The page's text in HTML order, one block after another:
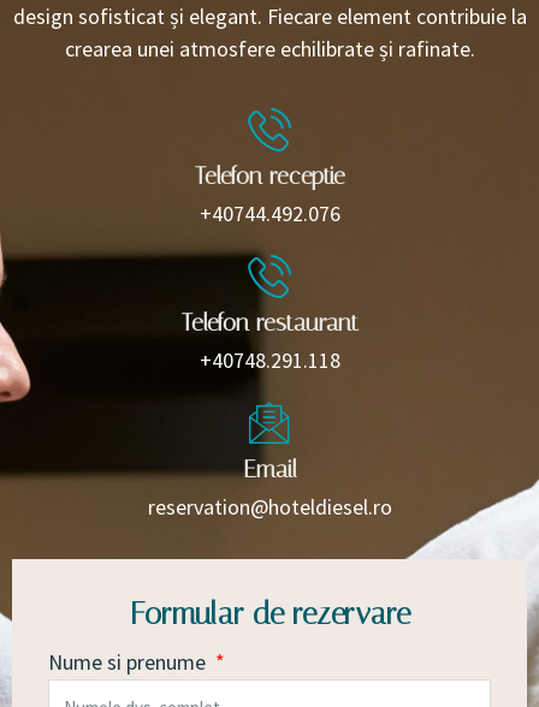
design sofisticat și elegant. Fiecare element contribuie la
crearea unei atmosfere echilibrate și rafinate.
Telefon receptie
+40744.492.076
Telefon restaurant
+40748.291.118
Email
reservation@hoteldiesel.ro
Formular de rezervare
Nume si prenume